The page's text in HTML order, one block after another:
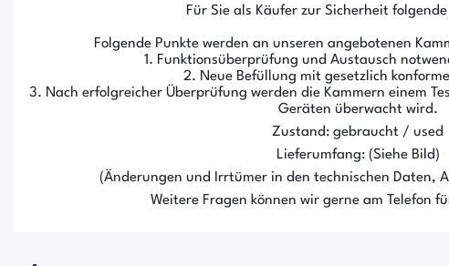
Für Sie als Käufer zur Sicherheit
Folgende Punkte werden an unseren angebotenen
1. Funktionsüberprüfung und Austausch
2. Neue Befüllung mit gesetzlich
3. Nach erfolgreicher Überprüfung werden die Kammern einem
Geräten überwacht wird.
Zustand: gebraucht / used
Lieferumfang: (Siehe Bild)
(Änderungen und Irrtümer in den technischen Daten,
Weitere Fragen können wir gerne am Telefon